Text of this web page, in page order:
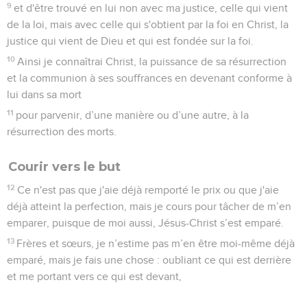
9 et d'être trouvé en lui non avec ma justice, celle qui vient
de la loi, mais avec celle qui s'obtient par la foi en Christ, la
justice qui vient de Dieu et qui est fondée sur la foi.
10 Ainsi je connaîtrai Christ, la puissance de sa résurrection
et la communion à ses souffrances en devenant conforme à
lui dans sa mort
11 pour parvenir, d’une manière ou d’une autre, à la
résurrection des morts.
Courir vers le but
12 Ce n'est pas que j'aie déjà remporté le prix ou que j'aie
déjà atteint la perfection, mais je cours pour tâcher de m’en
emparer, puisque de moi aussi, Jésus-Christ s’est emparé.
13 Frères et sœurs, je n’estime pas m’en être moi-même déjà
emparé, mais je fais une chose : oubliant ce qui est derrière
et me portant vers ce qui est devant,